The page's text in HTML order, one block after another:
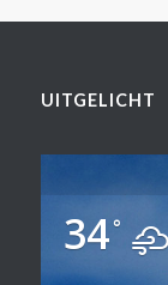
UITGELICHT
34°